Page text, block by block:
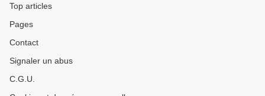
Top articles
Pages
Contact
Signaler un abus
C.G.U.